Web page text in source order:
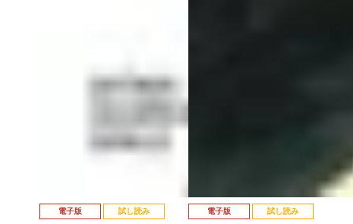
電子版 試し読み 電子版 試し読み